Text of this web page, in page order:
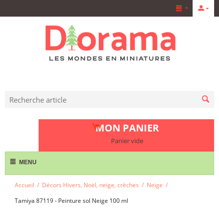
MON PANIER
Panier vide
MENU
Accueil / Décors Hivers, Noël, neige, crèches / Neige /
Tamiya 87119 - Peinture sol Neige 100 ml